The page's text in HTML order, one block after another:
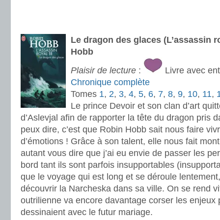
Le dragon des glaces (L’assassin
Hobb
Plaisir de lecture :
Livre avec
Chronique complète
Tomes 1, 2, 3, 4, 5, 6, 7, 8, 9, 10, 11,
Le prince Devoir et son clan d’art
d’Aslevjal afin de rapporter la tête du dragon pris
peux dire, c’est que Robin Hobb sait nous faire
d’émotions ! Grâce à son talent, elle nous fait
autant vous dire que j’ai eu envie de passer les
bord tant ils sont parfois insupportables
que le voyage qui est long et se déroule
découvrir la Narcheska dans sa ville. On se rend
outrilienne va encore davantage corser les enjeux
dessinaient avec le futur mariage.